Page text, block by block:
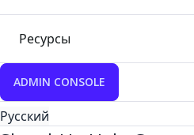
Ресурсы
ADMIN CONSOLE
Русский